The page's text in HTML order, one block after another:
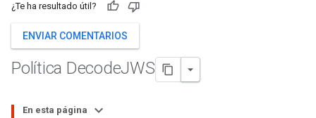
¿Te ha resultado útil?
ENVIAR COMENTARIOS
Política DecodeJWS
En esta página